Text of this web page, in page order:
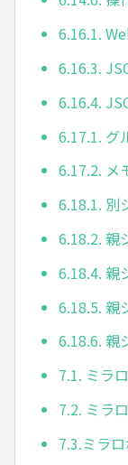
6.16.1.
6.16.3.
6.16.4.
6.17.1. グ
6.17.2. メ
6.18.1. 別
6.18.2. 親
6.18.4. 親
6.18.5. 親
6.18.6. 親
7.1. ミラ
7.2. ミラ
7.3.ミラ